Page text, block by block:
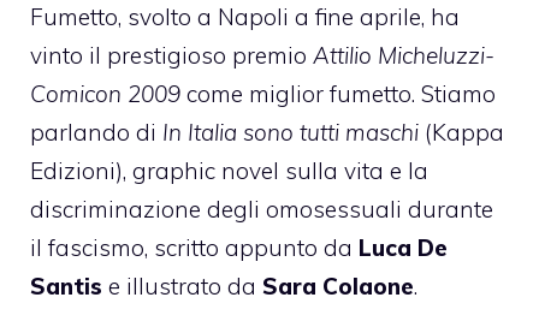
Fumetto, svolto a Napoli a fine aprile, ha
vinto il prestigioso premio Attilio Micheluzzi-
Comicon 2009 come miglior fumetto. Stiamo
parlando di In Italia sono tutti maschi (Kappa
Edizioni), graphic novel sulla vita e la
discriminazione degli omosessuali durante
il fascismo, scritto appunto da Luca De
Santis e illustrato da Sara Colaone.